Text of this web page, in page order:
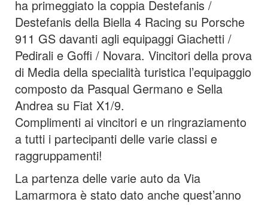
ha primeggiato la coppia Destefanis /
Destefanis della Biella 4 Racing su Porsche
911 GS davanti agli equipaggi Giachetti /
Pedirali e Goffi / Novara. Vincitori della prova
di Media della specialità turistica l’equipaggio
composto da Pasqual Germano e Sella
Andrea su Fiat X1/9.
Complimenti ai vincitori e un ringraziamento
a tutti i partecipanti delle varie classi e
raggruppamenti!
La partenza delle varie auto da Via
Lamarmora è stato dato anche quest’anno